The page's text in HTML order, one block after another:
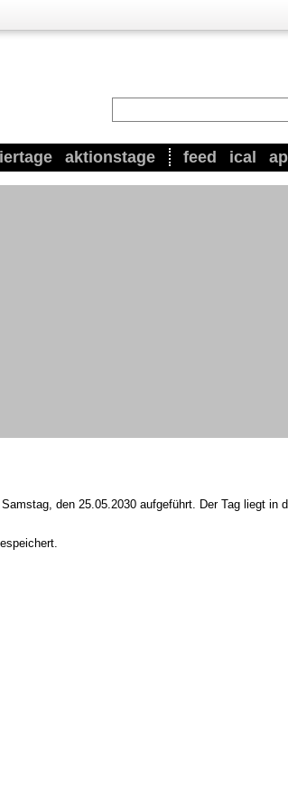
aktionstage feed ical
den 25.05.2030 aufgeführt. Der Tag liegt in